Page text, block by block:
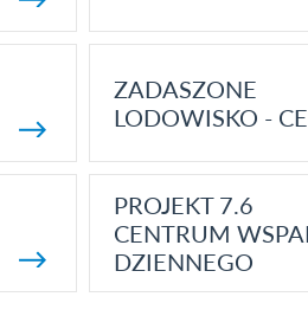
ZADASZONE
LODOWISKO -
PROJEKT 7.6
CENTRUM
DZIENNEGO